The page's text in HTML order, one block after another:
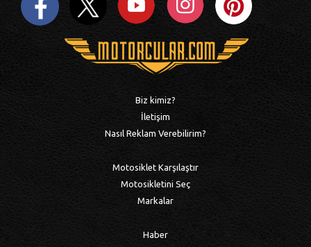
Biz kimiz?
İletişim
Nasıl Reklam Verebilirim?
Motosiklet Karşılaştır
Motosikletini Seç
Markalar
Haber